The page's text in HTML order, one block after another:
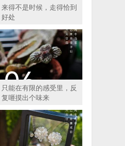
来得不是时候，走得恰到
好处
只能在有限的感受里，反
复咂摸出个味来